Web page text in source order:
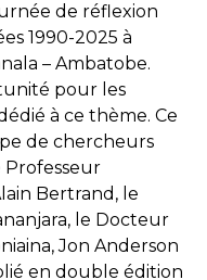
de réflexion
1990-2025 à
– Ambatobe.
pour les
à ce thème. Ce
de chercheurs
Professeur
Bertrand, le
le Docteur
Jon Anderson
en double édition